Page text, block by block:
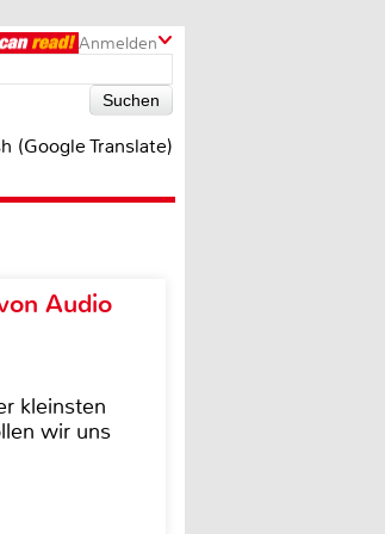
Anmelden
(Google Translate)
Audio
kleinsten
wir uns